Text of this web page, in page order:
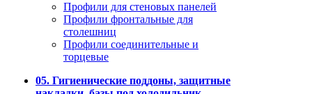
Профили для стеновых панелей
Профили фронтальные для
столешниц
Профили соединительные и
торцевые
05. Гигиенические поддоны, защитные